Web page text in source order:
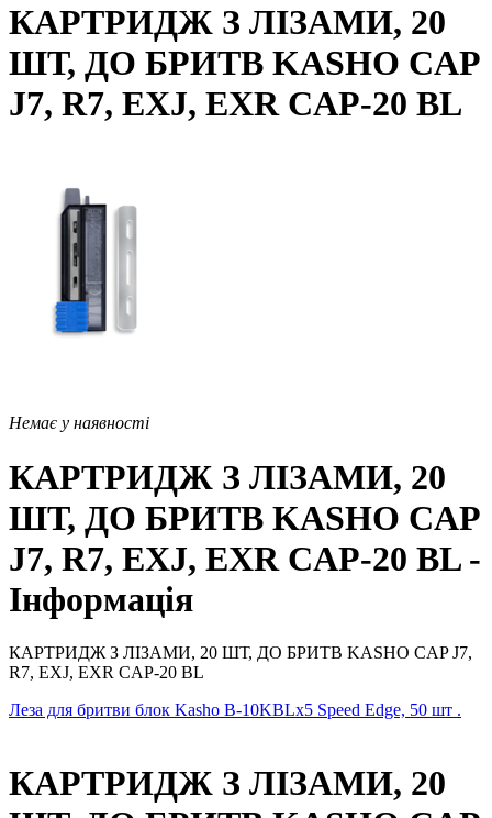
КАРТРИДЖ З ЛІЗАМИ, 20
ШТ, ДО БРИТВ KASHO CAP
J7, R7, EXJ, EXR CAP-20 BL
Немає у наявності
КАРТРИДЖ З ЛІЗАМИ, 20
ШТ, ДО БРИТВ KASHO CAP
J7, R7, EXJ, EXR CAP-20 BL -
Інформація
КАРТРИДЖ З ЛІЗАМИ, 20 ШТ, ДО БРИТВ KASHO CAP J7,
R7, EXJ, EXR CAP-20 BL
Леза для бритви блок Kasho B-10KBLx5 Speed ​​Edge, 50 шт .
КАРТРИДЖ З ЛІЗАМИ, 20